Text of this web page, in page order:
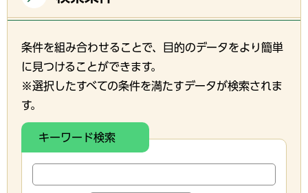
条件を組み合わせることで、目的のデータをより簡単
に見つけることができます。
※選択したすべての条件を満たすデータが検索されま
す。
キーワード検索